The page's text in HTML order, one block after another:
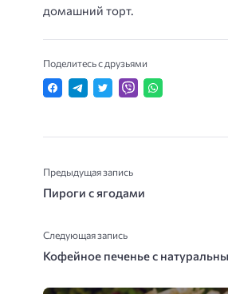
домашний торт.
Поделитесь с друзьями
Предыдущая запись
Пироги с ягодами
Следующая запись
Кофейное печенье с